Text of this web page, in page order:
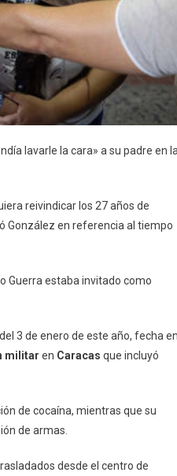
lavarle la cara» a su padre en
reivindicar los 27 años de
González en referencia al tiempo
Guerra estaba invitado como
3 de enero de este año, fecha
militar en Caracas que incluyó
de cocaína, mientras que su
de armas.
desde el centro de